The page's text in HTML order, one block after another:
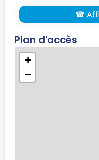
☎
Plan d'accès
+
−